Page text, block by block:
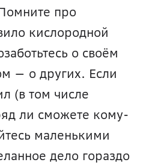
про
кислородной
о своём
— о других. Если
(в том числе
ли сможете кому-
маленькими
дело гораздо